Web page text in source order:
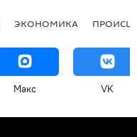
ЭКОНОМИКА
Макс VK